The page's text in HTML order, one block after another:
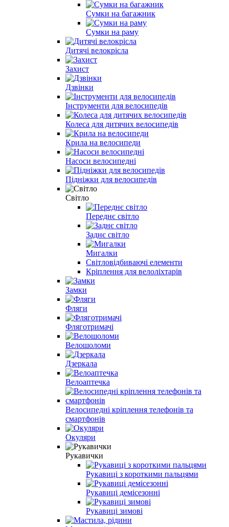
Сумки на багажник
Сумки на раму
Дитячі велокрісла
Захист
Дзвінки
Інструменти для велосипедів
Колеса для дитячих велосипедів
Крила на велосипеди
Насоси велосипедні
Підніжки для велосипедів
Світло
Переднє світло
Заднє світло
Мигалки
Світловідбиваючі елементи
Кріплення для велоліхтарів
Замки
Фляги
Фляготримачі
Велошоломи
Дзеркала
Велоаптечка
Велосипедні кріплення телефонів та
смартфонів
Окуляри
Рукавички
Рукавиці з короткими пальцями
Рукавиці демісезонні
Рукавиці зимові